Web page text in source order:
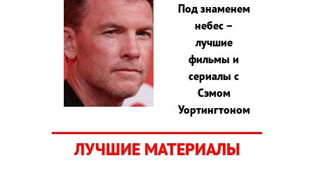
Под знаменем
небес –
лучшие
фильмы и
сериалы с
Сэмом
Уортингтоном
ЛУЧШИЕ МАТЕРИАЛЫ